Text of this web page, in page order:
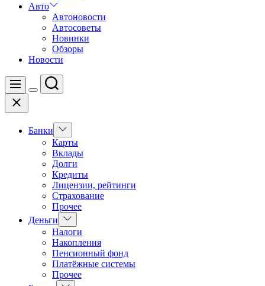
Авто
Автоновости
Автосоветы
Новинки
Обзоры
Новости
Меню
Цвет
Поиск
Закрыть
Банки
Показать
подменю
Карты
Вклады
Долги
Кредиты
Лицензии, рейтинги
Страхование
Прочее
Деньги
Показать
подменю
Налоги
Накопления
Пенсионный фонд
Платёжные системы
Прочее